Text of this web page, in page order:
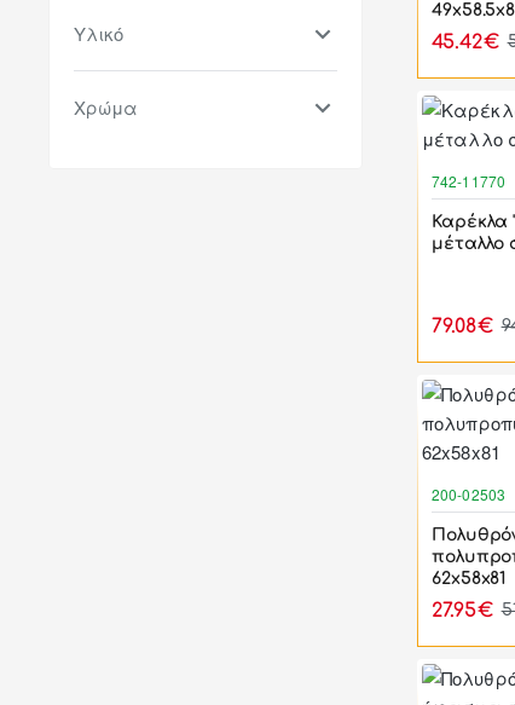
Υλικό
Χρώμα
45.42€
742-11770
Καρέκλα
μέταλλο
79.08€
200-02503
62x58x81
27.95€